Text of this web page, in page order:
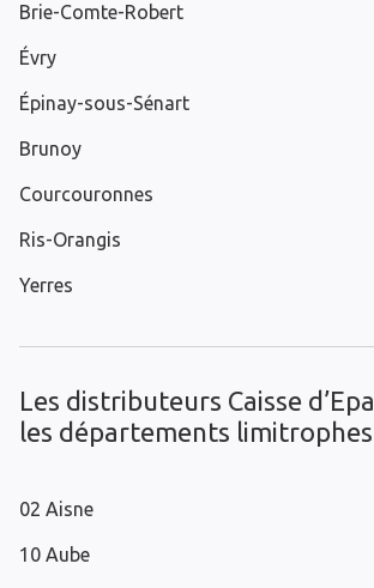
Brie-Comte-Robert
Évry
Épinay-sous-Sénart
Brunoy
Courcouronnes
Ris-Orangis
Yerres
Les distributeurs Caisse
les départements limitrophes
02 Aisne
10 Aube